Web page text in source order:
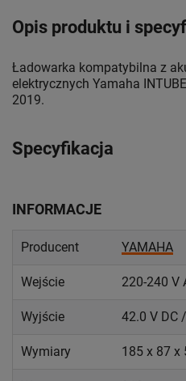
Opis produktu i
Ładowarka kompatybilna z
elektrycznych Yamaha
2019.
Specyfikacja
INFORMACJE
Producent YAMAHA
Wejście 220-240 V
Wyjście 42.0 V DC
Wymiary 185 x 87 x